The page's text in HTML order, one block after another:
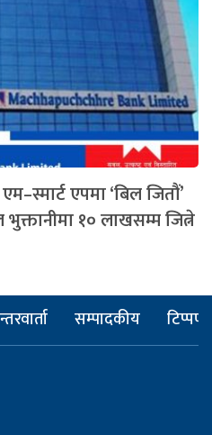
एपमा ‘बिल जितौं’
१० लाखसम्म जित्ने
सम्पादकीय टिप्पणी